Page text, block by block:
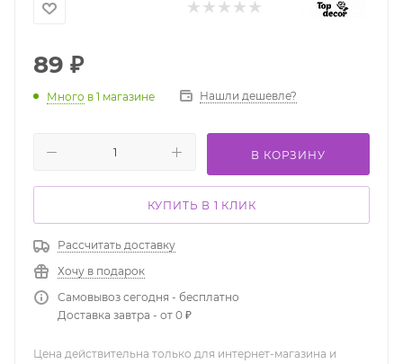
89 ₽
Много в 1 магазине Нашли дешевле?
В КОРЗИНУ
КУПИТЬ В 1 КЛИК
Рассчитать доставку
Хочу в подарок
Самовывоз сегодня - бесплатно
Доставка завтра - от 0 ₽
Цена действительна только для интернет-магазина и